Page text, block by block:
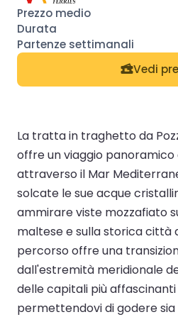
Vedi
La tratta in traghetto da
offre un viaggio
attraverso il Mar
solcate le sue acque
ammirare viste mozzafiato
maltese e sulla storica città
percorso offre una
dall'estremità meridionale
delle capitali più affascinanti
permettendovi di godere